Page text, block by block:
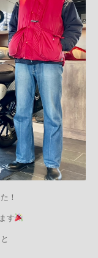
！
す